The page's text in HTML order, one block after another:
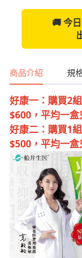
🚚 今
好康一：購買2
$600，平均一
好康二：購買1
$500，平均一